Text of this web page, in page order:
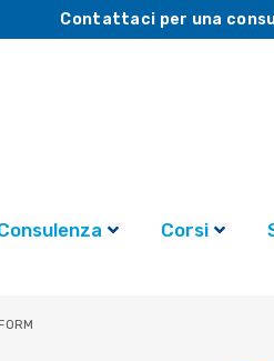
Contattaci per una
Corsi